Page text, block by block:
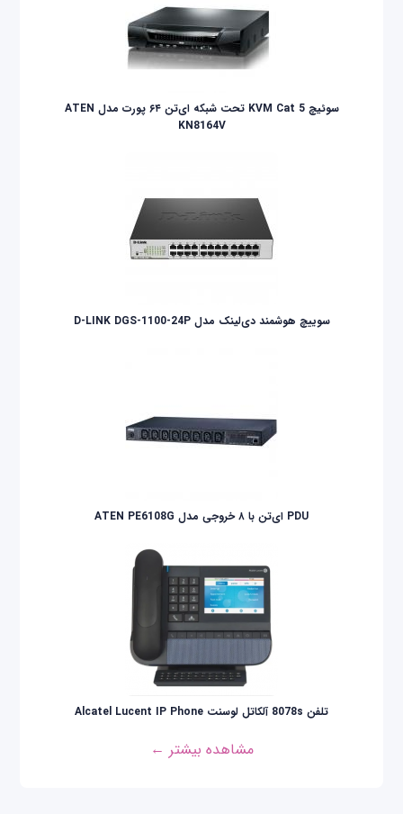
سوئیچ KVM Cat 5 تحت شبکه ای‌تن ۶۴ پورت مدل ATEN
KN8164V
سوییچ هوشمند دی‌لینک مدل D-LINK DGS-1100-24P
PDU ای‌تن با ۸ خروجی مدل ATEN PE6108G
تلفن 8078s آلکاتل لوسنت Alcatel Lucent IP Phone
مشاهده بیشتر ←